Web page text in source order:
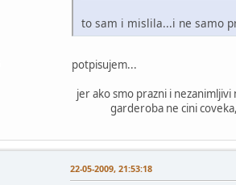
to sam i mislila...i ne samo
potpisujem...
jer ako smo prazni i
garderoba ne cini
22-05-2009, 21:53:18